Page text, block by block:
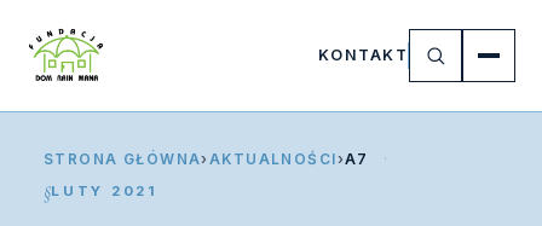
KONTAKT
STRONA GŁÓWNA› AKTUALNOŚCI ›A7
LUTY 2021